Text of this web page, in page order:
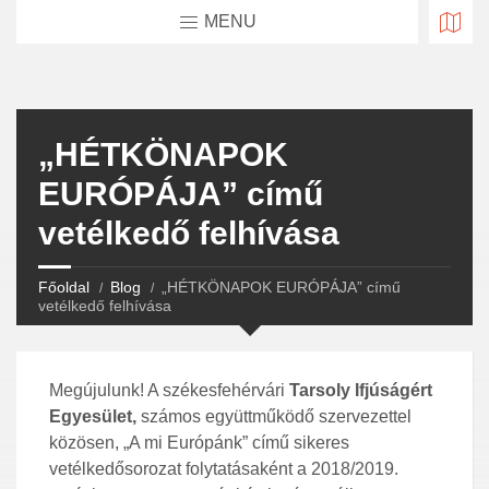
MENU
„HÉTKÖNAPOK
EURÓPÁJA” című
vetélkedő felhívása
Főoldal Blog
„HÉTKÖNAPOK EURÓPÁJA” című
vetélkedő felhívása
Megújulunk! A székesfehérvári Tarsoly Ifjúságért
Egyesület, számos együttműködő szervezettel
közösen, „A mi Európánk” című sikeres
vetélkedősorozat folytatásaként a 2018/2019.